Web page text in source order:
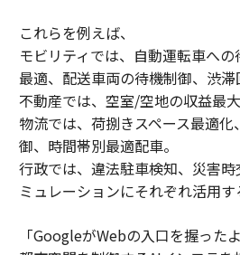
これらを例えば、
モビリティでは、自動運転車へ
最適、配送車両の待機制御、渋滞
不動産では、空室/空地の収益最
物流では、荷捌きスペース最適
御、時間帯別最適配車。
行政では、違法駐車検知、災害
ミュレーションにそれぞれ活用す
「GoogleがWebの入口を握った